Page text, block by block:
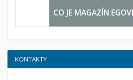
CO JE MAGAZÍN
KONTAKTY